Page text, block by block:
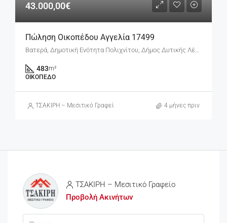
43.000,00€
Πώληση Οικοπέδου Αγγελία 17499
Βατερά, Δημοτική Ενότητα Πολιχνίτου, Δήμος Δυτικής Λέσβου, Περιφερειακή Ενότητα Λέσβου, Περιφέρεια Βόρειου Αιγαίου, Αποκεντρωμένη Διοίκηση Αιγαίου, 813 00, Ελλάδα
483m²
ΟΙΚΌΠΕΔΟ
ΤΣΑΚΙΡΗ – Μεσιτικό Γραφείο 4 μήνες πριν
ΤΣΑΚΙΡΗ – Μεσιτικό Γραφείο
Προβολή Ακινήτων